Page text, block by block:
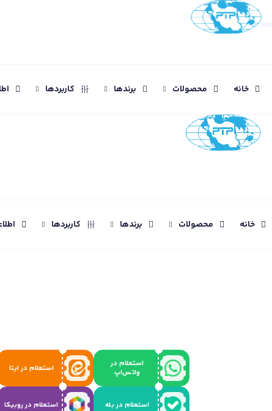
خانه محصولات برندها کاربردها
خانه محصولات برندها کاربردها
استعلام در
واتس‌اپ
استعلام در ایتا
استعلام در بله استعلام در روبیکا